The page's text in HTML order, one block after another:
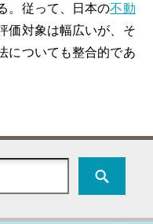
。従って、日本の不動
価対象は幅広いが、そ
についても整合的であ